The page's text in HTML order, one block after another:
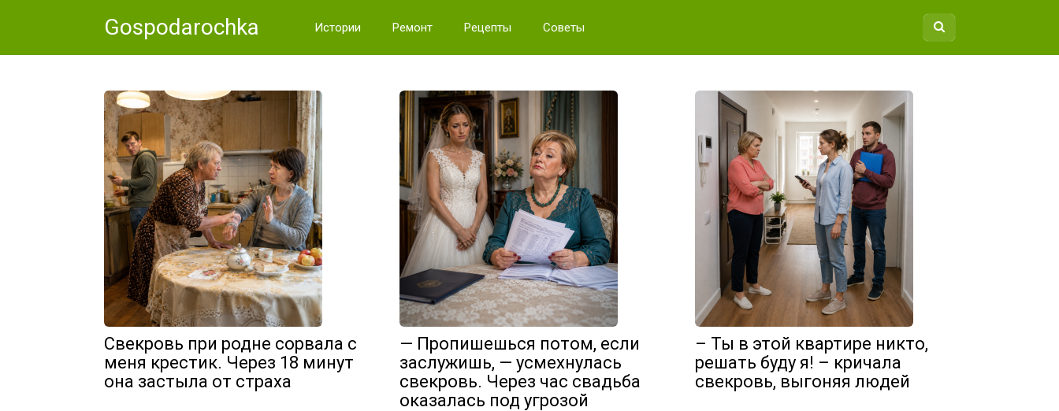
Gospodarochka Истории Ремонт Рецепты Советы
Свекровь при родне сорвала с
меня крестик. Через 18 минут
она застыла от страха
— Пропишешься потом, если
заслужишь, — усмехнулась
свекровь. Через час свадьба
оказалась под угрозой
– Ты в этой квартире никто,
решать буду я! – кричала
свекровь, выгоняя людей